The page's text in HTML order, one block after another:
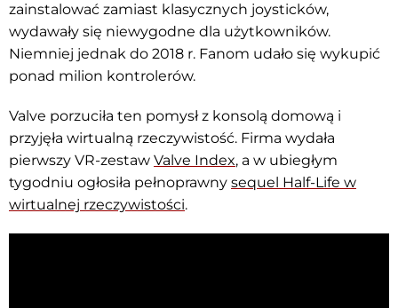
zainstalować zamiast klasycznych joysticków,
wydawały się niewygodne dla użytkowników.
Niemniej jednak do 2018 r. Fanom udało się wykupić
ponad milion kontrolerów.
Valve porzuciła ten pomysł z konsolą domową i
przyjęła wirtualną rzeczywistość. Firma wydała
pierwszy VR-zestaw Valve Index, a w ubiegłym
tygodniu ogłosiła pełnoprawny sequel Half-Life w
wirtualnej rzeczywistości.